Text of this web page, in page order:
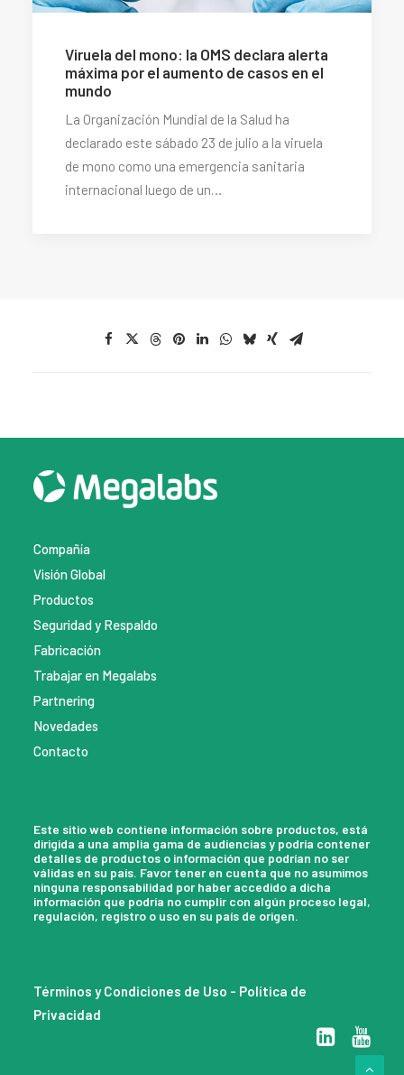
Viruela del mono: la OMS declara alerta
máxima por el aumento de casos en el
mundo
La Organización Mundial de la Salud ha
declarado este sábado 23 de julio a la viruela
de mono como una emergencia sanitaria
internacional luego de un…
Compañía
Visión Global
Productos
Seguridad y Respaldo
Fabricación
Trabajar en Megalabs
Partnering
Novedades
Contacto
Este sitio web contiene información sobre productos, está
dirigida a una amplia gama de audiencias y podría contener
detalles de productos o información que podrían no ser
válidas en su país. Favor tener en cuenta que no asumimos
ninguna responsabilidad por haber accedido a dicha
información que podría no cumplir con algún proceso legal,
regulación, registro o uso en su país de origen.
Términos y Condiciones de Uso - Política de
Privacidad